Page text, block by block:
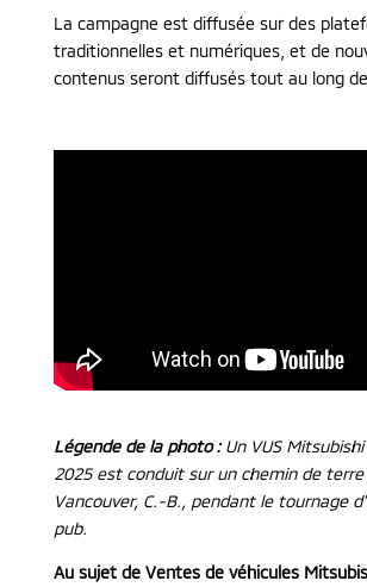
La campagne est diffusée sur des
traditionnelles et numériques, et de
contenus seront diffusés tout au long de
Légende de la photo :Un VUS
2025 est conduit sur un chemin de terre
Vancouver, C.-B., pendant le tournage
pub.
Au sujet de Ventes de véhicules